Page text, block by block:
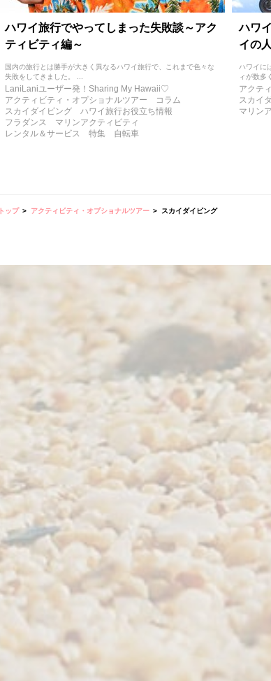
ハワイ旅行でやってしまった失敗談～アク
ティビティ編～
国内の旅行とは勝手が大きく異なるハワイ旅行で、これまで色々な
失敗をしてきました。 ...
LaniLaniユーザー発！Sharing My Hawaii♡
アクティビティ・オプショナルツアー
コラム
スカイダイビング
ハワイ旅行お役立ち情報
フラダンス
マリンアクティビティ
レンタル＆サービス
特集 自転車
ハワ
イの
ハワイに
ィが数多
アクテ
スカイ
マリン
トップ アクティビティ・オプショナルツアー スカイダイビング